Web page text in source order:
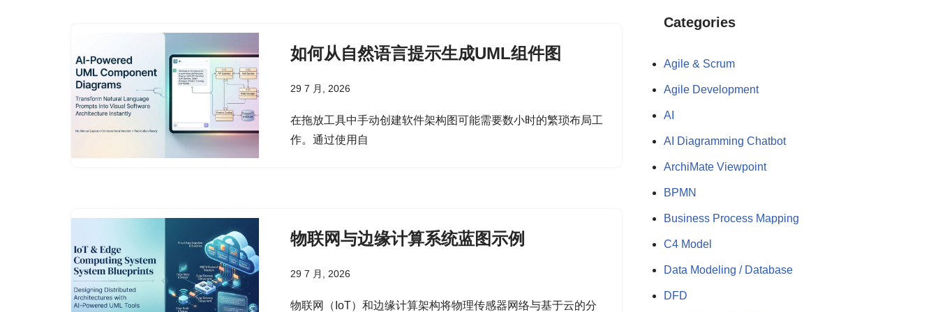
如何从自然语言提示生成UML组件图
29 7 月, 2026
在拖放工具中手动创建软件架构图可能需要数小时的繁琐布局工
作。通过使用自
物联网与边缘计算系统蓝图示例
29 7 月, 2026
物联网（IoT）和边缘计算架构将物理传感器网络与基于云的分
Categories
Agile & Scrum
Agile Development
AI
AI Diagramming Chatbot
ArchiMate Viewpoint
BPMN
Business Process Mapping
C4 Model
Data Modeling / Database
DFD